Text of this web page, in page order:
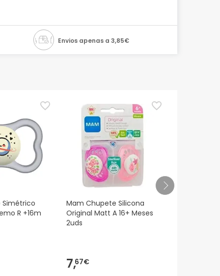
Envios apenas a 3,85€
Simétrico
R +16m
Mam Chupete Silicona
Original Matt A 16+ Meses
2uds
7,67€